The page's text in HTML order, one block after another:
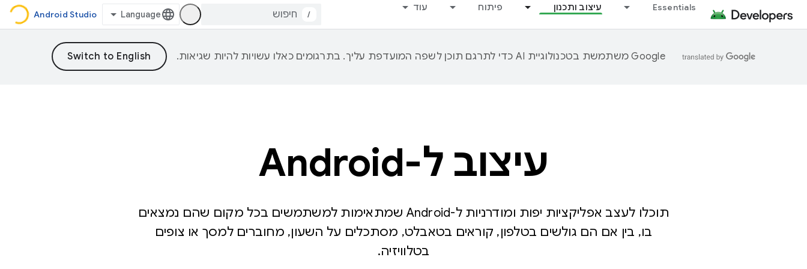
Essentials עיצוב ותכנון פיתוח עוד
/
Android Studio
‫Google משתמשת בטכנולוגיית AI כדי לתרגם תוכן לשפה המועדפת עליך. בתרגומים כאלו עשויות להיות שגיאות.
עיצוב ל-Android
תוכלו לעצב אפליקציות יפות ומודרניות ל-Android שמתאימות למשתמשים בכל מקום שהם נמצאים
בו, בין אם הם גולשים בטלפון, קוראים בטאבלט, מסתכלים על השעון, מחוברים למסך או צופים
בטלוויזיה.